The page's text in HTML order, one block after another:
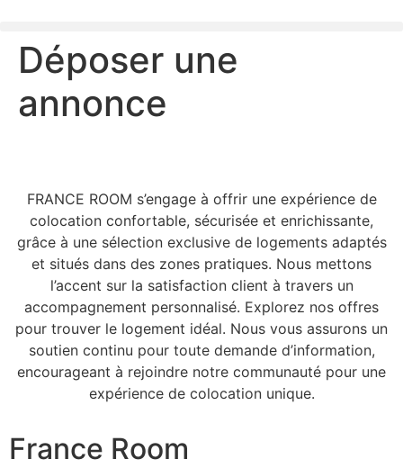
Déposer une
annonce
FRANCE ROOM s’engage à offrir une expérience de
colocation confortable, sécurisée et enrichissante,
grâce à une sélection exclusive de logements adaptés
et situés dans des zones pratiques. Nous mettons
l’accent sur la satisfaction client à travers un
accompagnement personnalisé. Explorez nos offres
pour trouver le logement idéal. Nous vous assurons un
soutien continu pour toute demande d’information,
encourageant à rejoindre notre communauté pour une
expérience de colocation unique.
France Room